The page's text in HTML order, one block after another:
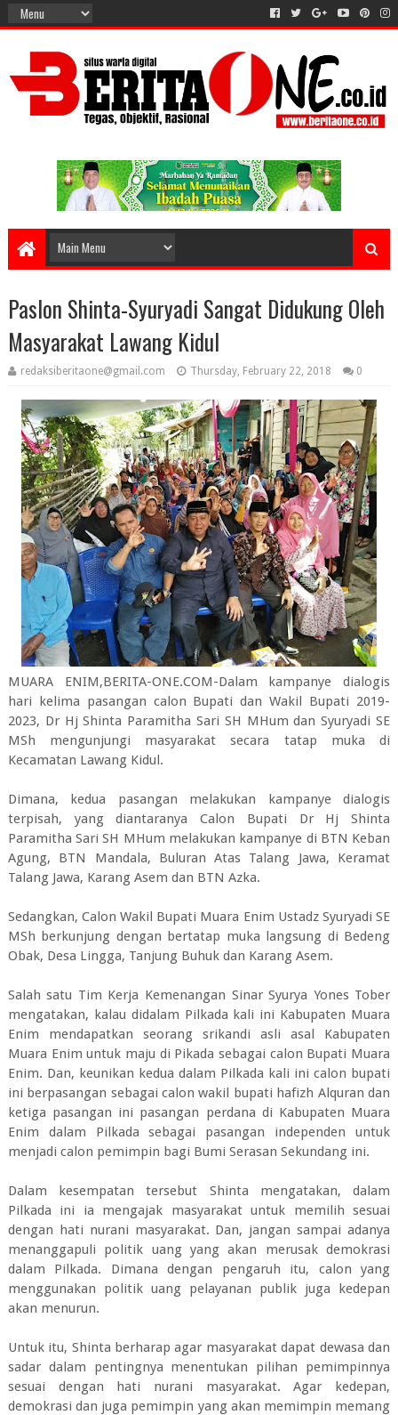
Paslon Shinta-Syuryadi Sangat Didukung Oleh
Masyarakat Lawang Kidul
redaksiberitaone@gmail.com Thursday, February 22, 2018 0
MUARA ENIM,BERITA-ONE.COM-Dalam kampanye dialogis
hari kelima pasangan calon Bupati dan Wakil Bupati 2019-
2023, Dr Hj Shinta Paramitha Sari SH MHum dan Syuryadi SE
MSh mengunjungi masyarakat secara tatap muka di
Kecamatan Lawang Kidul.
Dimana, kedua pasangan melakukan kampanye dialogis
terpisah, yang diantaranya Calon Bupati Dr Hj Shinta
Paramitha Sari SH MHum melakukan kampanye di BTN Keban
Agung, BTN Mandala, Buluran Atas Talang Jawa, Keramat
Talang Jawa, Karang Asem dan BTN Azka.
Sedangkan, Calon Wakil Bupati Muara Enim Ustadz Syuryadi SE
MSh berkunjung dengan bertatap muka langsung di Bedeng
Obak, Desa Lingga, Tanjung Buhuk dan Karang Asem.
Salah satu Tim Kerja Kemenangan Sinar Syurya Yones Tober
mengatakan, kalau didalam Pilkada kali ini Kabupaten Muara
Enim mendapatkan seorang srikandi asli asal Kabupaten
Muara Enim untuk maju di Pikada sebagai calon Bupati Muara
Enim. Dan, keunikan kedua dalam Pilkada kali ini calon bupati
ini berpasangan sebagai calon wakil bupati hafizh Alquran dan
ketiga pasangan ini pasangan perdana di Kabupaten Muara
Enim dalam Pilkada sebagai pasangan independen untuk
menjadi calon pemimpin bagi Bumi Serasan Sekundang ini.
Dalam kesempatan tersebut Shinta mengatakan, dalam
Pilkada ini ia mengajak masyarakat untuk memilih sesuai
dengan hati nurani masyarakat. Dan, jangan sampai adanya
menanggapuli politik uang yang akan merusak demokrasi
dalam Pilkada. Dimana dengan pengaruh itu, calon yang
menggunakan politik uang pelayanan publik juga kedepan
akan menurun.
Untuk itu, Shinta berharap agar masyarakat dapat dewasa dan
sadar dalam pentingnya menentukan pilihan pemimpinnya
sesuai dengan hati nurani masyarakat. Agar kedepan,
demokrasi dan juga pemimpin yang akan memimpin memang